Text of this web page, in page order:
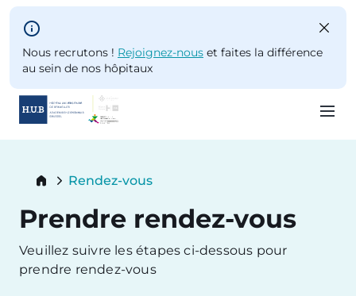
Skip to main content
Nous recrutons ! Rejoignez-nous et faites la différence
au sein de nos hôpitaux
content
Breadcrumb
Rendez-vous
Prendre rendez-vous
Veuillez suivre les étapes ci-dessous pour
prendre rendez-vous